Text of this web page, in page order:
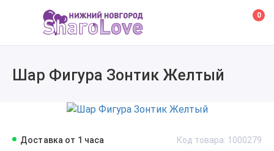
0
Шар Фигура Зонтик Желтый
Доставка от 1 часа Код товара: 1000279